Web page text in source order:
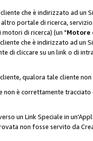
che è indirizzato ad un
altro portale di ricerca,
di ricerca) (un "Motore
che è indirizzato ad un
di cliccare su un link o di
qualora tale cliente
non è correttamente
un Link Speciale in
non fosse servito da